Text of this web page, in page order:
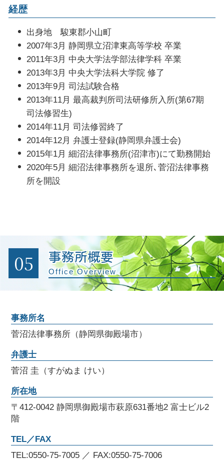
経歴
出身地 駿東郡小山町
2007年3月 静岡県立沼津東高等学校 卒業
2011年3月 中央大学法学部法律学科 卒業
2013年3月 中央大学法科大学院 修了
2013年9月 司法試験合格
2013年11月 最高裁判所司法研修所入所(第67期
司法修習生)
2014年11月 司法修習終了
2014年12月 弁護士登録(静岡県弁護士会)
2015年1月 細沼法律事務所(沼津市)にて勤務開始
2020年5月 細沼法律事務所を退所､菅沼法律事務
所を開設
05 事務所概要
Office Overview
事務所名
菅沼法律事務所（静岡県御殿場市）
弁護士
菅沼 圭（すがぬま けい）
所在地
〒412-0042 静岡県御殿場市萩原631番地2 富士ビル2
階
TEL／FAX
TEL:0550-75-7005 ／ FAX:0550-75-7006